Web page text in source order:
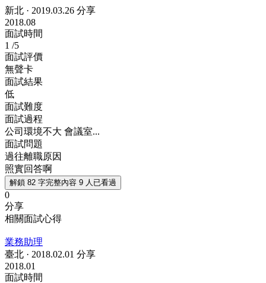
新北 · 2019.03.26 分享
2018.08
面試時間
1 /5
面試評價
無聲卡
面試結果
低
面試難度
面試過程
公司環境不大 會議室...
面試問題
過往離職原因
照實回答啊
解鎖 82 字完整內容 9 人已看過
0
分享
相關面試心得
業務助理
臺北 · 2018.02.01 分享
2018.01
面試時間